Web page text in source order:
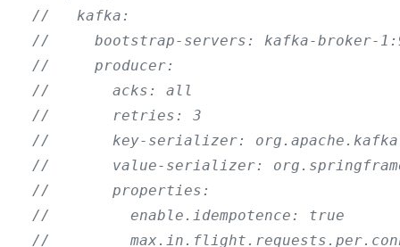
//   kafka:
//     bootstrap-servers: kafka-broker-
//     producer:
//       acks: all
//       retries: 3
//       key-serializer:
//       value-serializer:
//       properties:
//         enable.idempotence: true
//